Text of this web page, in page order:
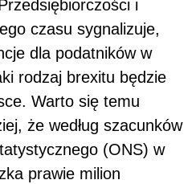
i
czasu sygnalizuje,
dla podatników w
rodzaj brexitu będzie
Warto się temu
że według szacunków
(ONS) w
prawie milion